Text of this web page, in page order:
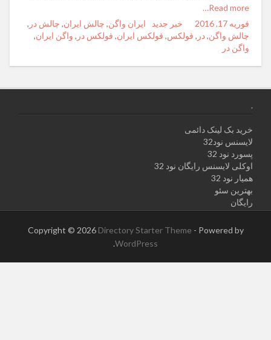
Read more…
Posted
on
فوریه 17, 2016 Author
Categories
خبر جدید Tags
ایران واگن, چالش ایران, چالش در ,
چالش واگن,در , فولکس, فولکس ایران, فولکس در , واگن ایران,
واگن در
.
خرید بک لینک دائمی
لایسنس نود32
پسورد نود 32
اوکلی لایسنس رایگان نود 32
همیار نود 32
بهترین سئو
رایگان
Copyright © 2026 Directory Starter Theme - Powered by
WordPress
.